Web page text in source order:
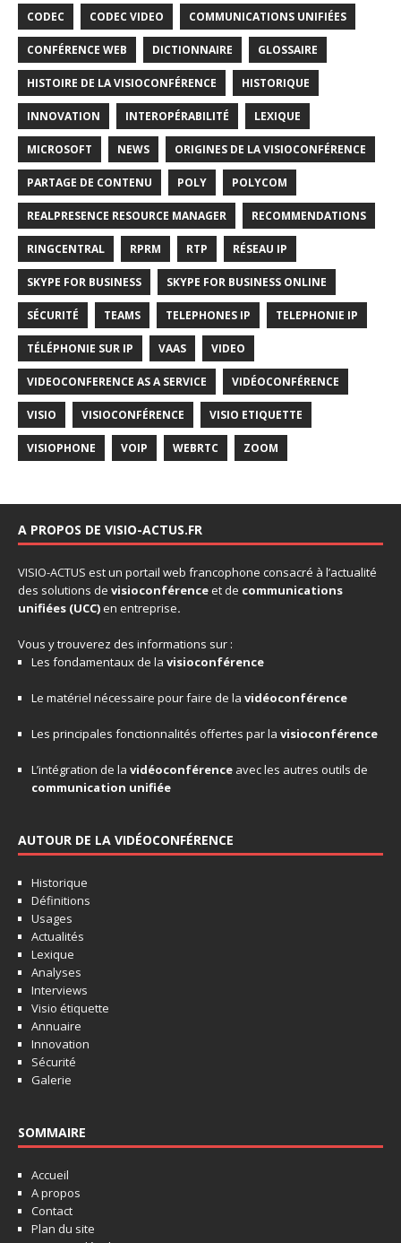
CODEC CODEC VIDEO COMMUNICATIONS UNIFIÉES
CONFÉRENCE WEB DICTIONNAIRE GLOSSAIRE
HISTOIRE DE LA VISIOCONFÉRENCE HISTORIQUE
INNOVATION INTEROPÉRABILITÉ LEXIQUE
MICROSOFT NEWS ORIGINES DE LA VISIOCONFÉRENCE
PARTAGE DE CONTENU POLY POLYCOM
REALPRESENCE RESOURCE MANAGER RECOMMENDATIONS
RINGCENTRAL RPRM RTP RÉSEAU IP
SKYPE FOR BUSINESS SKYPE FOR BUSINESS ONLINE
SÉCURITÉ TEAMS TELEPHONES IP TELEPHONIE IP
TÉLÉPHONIE SUR IP VAAS VIDEO
VIDEOCONFERENCE AS A SERVICE VIDÉOCONFÉRENCE
VISIO VISIOCONFÉRENCE VISIO ETIQUETTE
VISIOPHONE VOIP WEBRTC ZOOM
A PROPOS DE VISIO-ACTUS.FR
VISIO-ACTUS est un portail web francophone consacré à l’actualité
des solutions de visioconférenceet de communications
unifiées (UCC)en entreprise.
Vous y trouverez des informations sur :
Les fondamentaux de la visioconférence
Le matériel nécessaire pour faire de la vidéoconférence
Les principales fonctionnalités offertes par la visioconférence
L’intégration de la vidéoconférence avec les autres outils de
communication unifiée
AUTOUR DE LA VIDÉOCONFÉRENCE
Historique
Définitions
Usages
Actualités
Lexique
Analyses
Interviews
Visio étiquette
Annuaire
Innovation
Sécurité
Galerie
SOMMAIRE
Accueil
A propos
Contact
Plan du site